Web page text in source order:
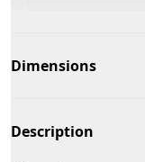
Dimensions
Description